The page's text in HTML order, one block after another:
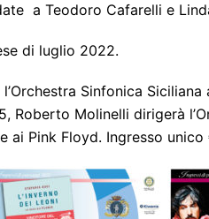
a Teodoro Cafarelli e
di luglio 2022.
Sinfonica Siciliana
Roberto Molinelli dirigerà
ai Pink Floyd. Ingresso unico